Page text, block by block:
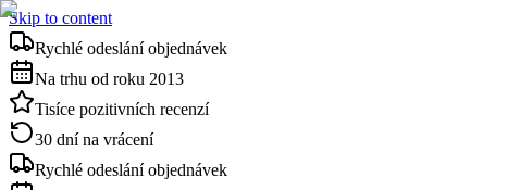
Skip to content
Rychlé odeslání objednávek
Na trhu od roku 2013
Tisíce pozitivních recenzí
30 dní na vrácení
Rychlé odeslání objednávek